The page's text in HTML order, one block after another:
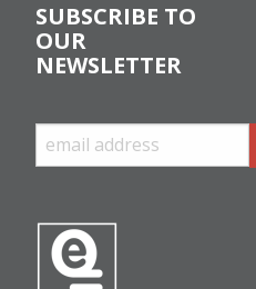
SUBSCRIBE TO
OUR
NEWSLETTER